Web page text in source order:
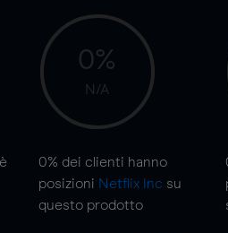
0%
N/A
0% dei clienti hanno
posizioni Netflix Inc su
questo prodotto